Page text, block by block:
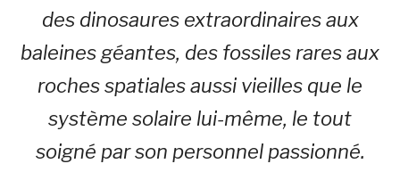
des dinosaures extraordinaires aux
baleines géantes, des fossiles rares aux
roches spatiales aussi vieilles que le
système solaire lui-même, le tout
soigné par son personnel passionné.